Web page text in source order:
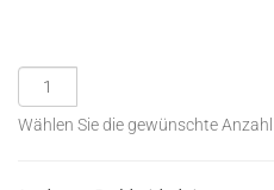
Wählen Sie die gewünschte Anzahl